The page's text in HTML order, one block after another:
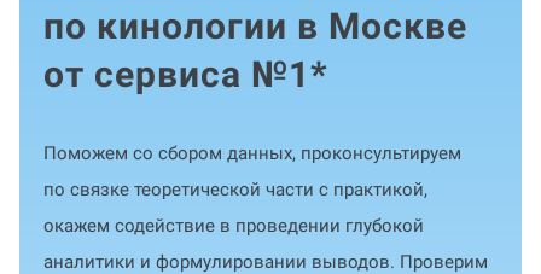
по кинологии в Москве
от сервиса №1*
Поможем со сбором данных, проконсультируем
по связке теоретической части с практикой,
окажем содействие в проведении глубокой
аналитики и формулировании выводов. Проверим